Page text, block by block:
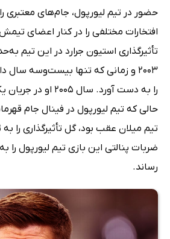
حضور در تیم لیورپول، جام‌های معتبری
افتخارات مختلفی را در کنار اعضای
تأثیرگذاری استیون جرارد در این تیم
2003 و زمانی که تنها بیست‌وسه سال
را به دست آورد. سال
حالی که تیم لیورپول در فینال جام
تیم میلان عقب بود، گل تأثیرگذاری را به
ضربات پنالتی این بازی تیم لیورپول را
رساند.